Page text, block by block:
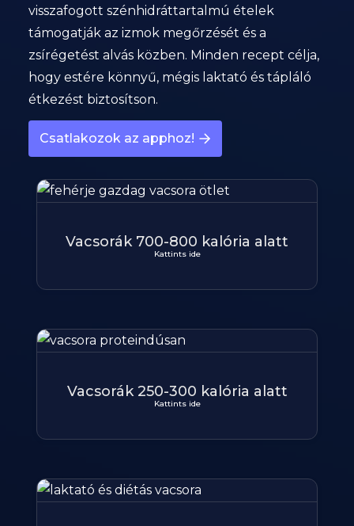
visszafogott szénhidráttartalmú ételek
támogatják az izmok megőrzését és a
zsírégetést alvás közben. Minden recept célja,
hogy estére könnyű, mégis laktató és tápláló
étkezést biztosítson.
Csatlakozok az apphoz!
Vacsorák 700-800 kalória alatt
Kattints ide
Vacsorák 250-300 kalória alatt
Kattints ide